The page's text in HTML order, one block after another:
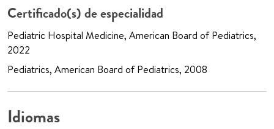
Certificado(s) de especialidad
Pediatric Hospital Medicine, American Board of Pediatrics,
2022
Pediatrics, American Board of Pediatrics, 2008
Idiomas